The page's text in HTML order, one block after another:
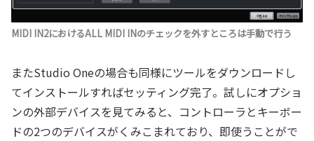
MIDI IN2におけるALL MIDI INのチェックを外すところは手動で行う
またStudio Oneの場合も同様にツールをダウンロードし
てインストールすればセッティング完了。試しにオプショ
ンの外部デバイスを見てみると、コントローラとキーボー
ドの2つのデバイスがくみこまれており、即使うことがで